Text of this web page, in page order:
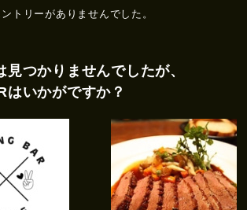
トリーがありませんでした。
つかりませんでしたが、
はいかがですか？